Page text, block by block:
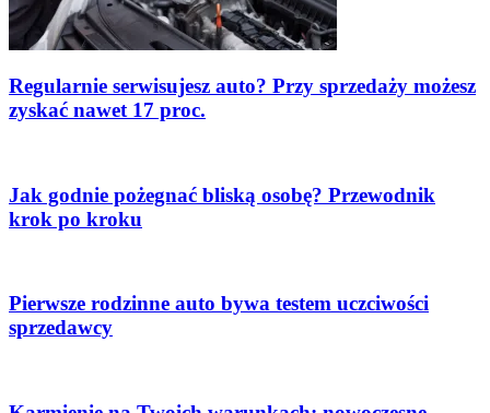
Regularnie serwisujesz auto? Przy sprzedaży możesz
zyskać nawet 17 proc.
Jak godnie pożegnać bliską osobę? Przewodnik
krok po kroku
Pierwsze rodzinne auto bywa testem uczciwości
sprzedawcy